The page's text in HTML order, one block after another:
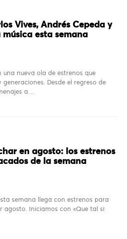
Vives, Andrés Cepeda y
música esta semana
una nueva ola de estrenos que
Desde el regreso de
a…
en agosto: los estrenos
de la semana
semana llega con estrenos para
agosto. Iniciamos con «Que tal si